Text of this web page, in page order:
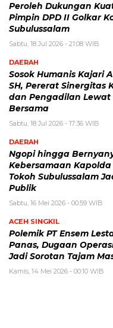
Peroleh Dukungan
Pimpin DPD II Golkar
Subulussalam
Sabtu, 18 Jul 2026 - 21:08 WIB
DAERAH
Sosok Humanis Kajari
SH, Pererat Sinergitas
dan Pengadilan
Bersama
Sabtu, 18 Jul 2026 - 17:36 WIB
DAERAH
Ngopi hingga
Kebersamaan
Tokoh Subulussalam
Publik
Sabtu, 16 Mei 2026 - 00:59 WIB
ACEH SINGKIL
Polemik PT Ensem
Panas, Dugaan
Jadi Sorotan Tajam
Kamis, 14 Mei 2026 - 00:10 WIB